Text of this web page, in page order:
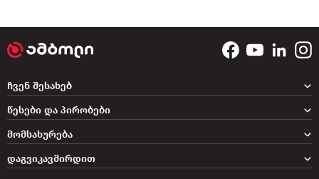
დაგვიკავშირდით
ჩვენ შესახებ
წესები და პირობები
მომსახურება